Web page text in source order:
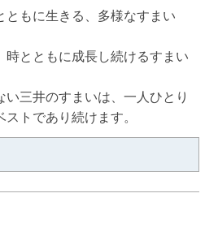
ともに生きる、多様なすまい
時とともに成長し続けるすまい
い三井のすまいは、一人ひとり
トであり続けます。